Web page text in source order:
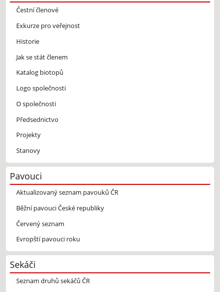
Čestní členové
Exkurze pro veřejnost
Historie
Jak se stát členem
Katalog biotopů
Logo společnosti
O společnosti
Předsednictvo
Projekty
Stanovy
Pavouci
Aktualizovaný seznam pavouků ČR
Běžní pavouci České republiky
Červený seznam
Evropští pavouci roku
Sekáči
Seznam druhů sekáčů ČR